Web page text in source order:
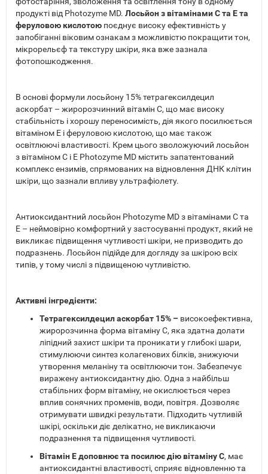
продукті від Photozyme MD. Лосьйон з вітамінами C та E та
феруловою кислотою поєднує високу ефективність у
запобіганні віковим ознакам з можливістю покращити тон,
мікрорельєф та текстуру шкіри, яка вже зазнала
фотопошкодження.
В основі формули лосьйону 15% тетрагексилдецил
аскорбат – жиророзчинний вітамін С, що має високу
стабільність і хорошу переносимість, дія якого посилюється
вітаміном Е і феруловою кислотою, що має також
освітлюючі властивості. Крем цього зволожуючий лосьйон
з вітаміном C і E Photozyme MD містить запатентований
комплекс ензимів, спрямованих на відновлення ДНК клітин
шкіри, що зазнали впливу ультрафіолету.
Антиоксидантний лосьйон Photozyme MD з вітамінами C та
E – неймовірно комфортний у застосуванні продукт, який не
викликає підвищення чутливості шкіри, не призводить до
подразнень. Лосьйон підійде для догляду за шкірою всіх
типів, у тому числі з підвищеною чутливістю.
Активні інгредієнти:
Тетрагексилдецил аскорбат 15% – високоефективна,
жиророзчинна форма вітаміну С, яка здатна долати
ліпідний захист шкіри та проникати у глибокі шари,
стимулюючи синтез колагенових білків, знижуючи
утворення меланіну та освітлюючи тон. Забезпечує
виражену антиоксидантну дію. Одна з найбільш
стабільних форм вітаміну, не окислюється через
вплив сонячних променів, води, повітря. Дозволяє
отримувати швидкі результати. Підходить чутливій
шкірі, оскільки діє делікатно, не викликаючи
подразнення та підвищення чутливості.
Вітамін Е доповнює та посилює дію вітаміну С, має
антиоксидантні властивості, сприяє відновленню та